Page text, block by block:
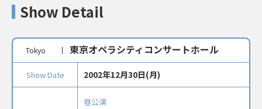
Show Detail
Tokyo 東京オペラシティコンサートホール
Show Date 2002年12月30日(月)
昼公演